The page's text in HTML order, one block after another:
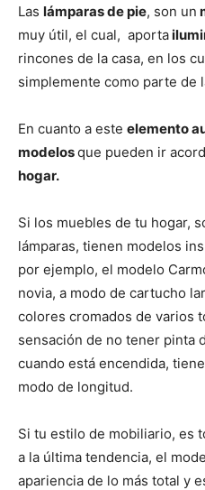
p
a
r
i
r
e
w
t
t
e
r
)
p
r
i
r
e
e
o
o
k
Las lámparas de pie, son un
muy útil, el cual, aporta
rincones de la casa, en los
simplemente como parte de
En cuanto a este elemento
modelosque pueden ir
hogar.
Si los muebles de tu hogar,
lámparas, tienen modelos
por ejemplo, el modelo
novia, a modo de cartucho
colores cromados de varios
sensación de no tener pinta
cuando está encendida,
modo de longitud.
Si tu estilo de mobiliario, es
a la última tendencia, el
apariencia de lo más total y